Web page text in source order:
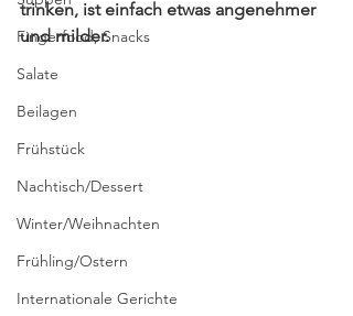
Fingerfood, Snacks
Salate
Beilagen
Frühstück
Nachtisch/Dessert
Winter/Weihnachten
Frühling/Ostern
Internationale Gerichte
trinken, ist einfach etwas angenehmer
und milder.